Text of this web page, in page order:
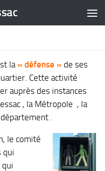
la« défense » de ses
Cette activité
auprès des instances
, la Métropole , la
.
le comité
qui